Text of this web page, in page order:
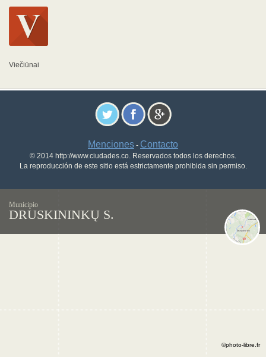
Viečiūnai
Menciones - Contacto
© 2014 http://www.ciudades.co. Reservados todos los derechos.
La reproducción de este sitio está estrictamente prohibida sin permiso.
Municipio
DRUSKININKŲ S.
©photo-libre.fr